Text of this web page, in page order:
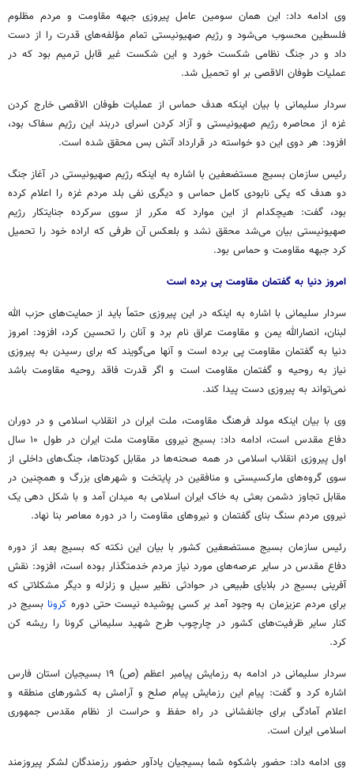
وی ادامه داد: این همان سومین عامل پیروزی جبهه مقاومت و مردم مظلوم
فلسطین محسوب می‌شود و رژیم صهیونیستی تمام مؤلفه‌های قدرت را از دست
داد و در جنگ نظامی شکست خورد و این شکست غیر قابل ترمیم بود که در
عملیات طوفان الاقصی بر او تحمیل شد.
سردار سلیمانی با بیان اینکه هدف حماس از عملیات طوفان الاقصی خارج کردن
غزه از محاصره رژیم صهیونیستی و آزاد کردن اسرای دربند این رژیم سفاک بود،
افزود: هر دوی این دو خواسته در قرارداد آتش بس محقق شده است.
رئیس سازمان بسیج مستضعفین با اشاره به اینکه رژیم صهیونیستی در آغاز جنگ
دو هدف که یکی نابودی کامل حماس و دیگری نفی بلد مردم غزه را اعلام کرده
بود، گفت: هیچکدام از این موارد که مکرر از سوی سرکرده جنایتکار رژیم
صهیونیستی بیان می‌شد محقق نشد و بلعکس آن طرفی که اراده خود را تحمیل
کرد جبهه مقاومت و حماس بود.
امروز دنیا به گفتمان مقاومت پی برده است
سردار سلیمانی با اشاره به اینکه در این پیروزی حتماً باید از حمایت‌های حزب الله
لبنان، انصارالله یمن و مقاومت عراق نام برد و آنان را تحسین کرد، افزود: امروز
دنیا به گفتمان مقاومت پی برده است و آنها می‌گویند که برای رسیدن به پیروزی
نیاز به روحیه و گفتمان مقاومت است و اگر قدرت فاقد روحیه مقاومت باشد
نمی‌تواند به پیروزی دست پیدا کند.
وی با بیان اینکه مولد فرهنگ مقاومت، ملت ایران در انقلاب اسلامی و در دوران
دفاع مقدس است، ادامه داد: بسیج نیروی مقاومت ملت ایران در طول ۱۰ سال
اول پیروزی انقلاب اسلامی در همه صحنه‌ها در مقابل کودتاها، جنگ‌های داخلی از
سوی گروه‌های مارکسیستی و منافقین در پایتخت و شهرهای بزرگ و همچنین در
مقابل تجاوز دشمن بعثی به خاک ایران اسلامی به میدان آمد و با شکل دهی یک
نیروی مردم سنگ بنای گفتمان و نیروهای مقاومت را در دوره معاصر بنا نهاد.
رئیس سازمان بسیج مستضعفین کشور با بیان این نکته که بسیج بعد از دوره
دفاع مقدس در سایر عرصه‌های مورد نیاز مردم خدمتگذار بوده است، افزود: نقش
آفرینی بسیج در بلایای طبیعی در حوادثی نظیر سیل و زلزله و دیگر مشکلاتی که
برای مردم عزیزمان به وجود آمد بر کسی پوشیده نیست حتی دوره کرونا بسیج در
کنار سایر ظرفیت‌های کشور در چارچوب طرح شهید سلیمانی کرونا را ریشه کن
کرد.
سردار سلیمانی در ادامه به رزمایش پیامبر اعظم (ص) ۱۹ بسیجیان استان فارس
اشاره کرد و گفت: پیام این رزمایش پیام صلح و آرامش به کشورهای منطقه و
اعلام آمادگی برای جانفشانی در راه حفظ و حراست از نظام مقدس جمهوری
اسلامی ایران است.
وی ادامه داد: حضور باشکوه شما بسیجیان یادآور حضور رزمندگان لشکر پیروزمند